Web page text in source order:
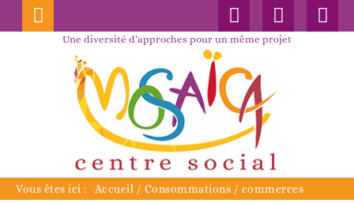
Une diversité d’approches pour un même projet
Vous êtes ici : Accueil / Consommations / commerces